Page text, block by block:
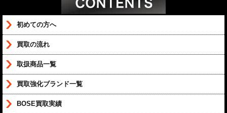
初めての方へ
買取の流れ
取扱商品一覧
買取強化ブランド一覧
BOSE買取実績